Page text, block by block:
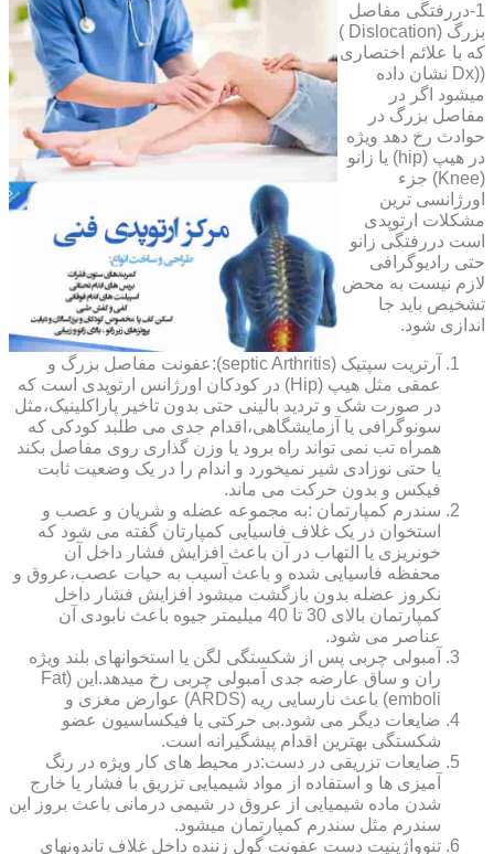
1-دررفتگی مفاصل
بزرگ (Dislocation )
که با علائم اختصاری
((Dx نشان داده
میشود اگر در
مفاصل بزرگ در
حوادث رخ دهد ویژه
در هیپ (hip) یا زانو
(Knee) جزء
اورژانسی ترین
مشکلات ارتوپدی
است دررفتگی زانو
حتی رادیوگرافی
لازم نیست به محض
تشخیص باید جا
اندازی شود.
آرتریت سپتیک (septic Arthritis):عفونت مفاصل بزرگ و
عمقی مثل هیپ (Hip) در کودکان اورژانس ارتوپدی است که
در صورت شک و تردید بالینی حتی بدون تاخیر پاراکلینیک،مثل
سونوگرافی یا آزمایشگاهی،اقدام جدی می طلبد کودکی که
همراه تب نمی تواند راه برود یا وزن گذاری روی مفاصل بکند
یا حتی نوزادی شیر نمیخورد و اندام را در یک وضعیت ثابت
فیکس و بدون حرکت می ماند.
سندرم کمپارتمان :به مجموعه عضله و شریان و عصب و
استخوان در یک غلاف فاسیایی کمپارتان گفته می شود که
خونریزی یا التهاب در آن باعث افزایش فشار داخل آن
محفظه فاسیایی شده و باعث آسیب به حیات عصب،عروق و
نکروز عضله بدون بازگشت میشود افزایش فشار داخل
کمپارتمان بالای 30 تا 40 میلیمتر جیوه باعث نابودی آن
عناصر می شود.
آمبولی چربی پس از شکستگی لگن یا استخوانهای بلند ویژه
ران و ساق عارضه جدی آمبولی چربی رخ میدهد.این (Fat
emboli) باعث نارسایی ریه (ARDS) عوارض مغزی و
ضایعات دیگر می شود.بی حرکتی یا فیکساسیون عضو
شکستگی بهترین اقدام پیشگیرانه است.
ضایعات تزریقی در دست:در محیط های کار ویژه در رنگ
آمیزی ها و استفاده از مواد شیمیایی تزریق با فشار یا خارج
شدن ماده شیمیایی از عروق در شیمی درمانی باعث بروز این
سندرم مثل سندرم کمپارتمان میشود.
تنوواژینیت دست عفونت گول زننده داخل غلاف تاندونهای